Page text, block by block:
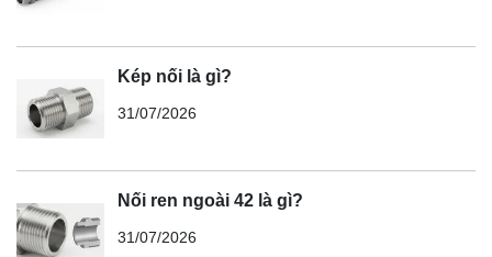
Kép nối là gì?
31/07/2026
Nối ren ngoài 42 là gì?
31/07/2026